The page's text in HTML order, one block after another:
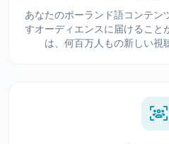
あなたのポーランド語コンテン
すオーディエンスに届けること
は、何百万人もの新しい視